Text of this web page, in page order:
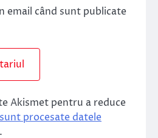
email când sunt publicate
Akismet pentru a reduce
procesate datele
.